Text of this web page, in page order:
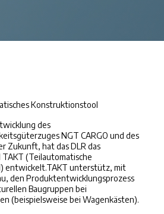
Konstruktionstool
des
NGT CARGO und des
Zukunft, hat das DLR das
(Teilautomatische
entwickelt.TAKT unterstütz, mit
den Produktentwicklungsprozess
Baugruppen bei
(beispielsweise bei Wagenkästen).